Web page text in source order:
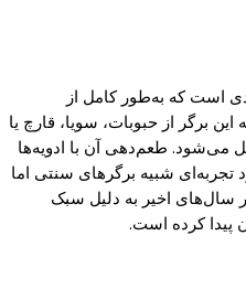
استکه به‌طورکامل از
این برگر از حبوبات، سویا، قارچ یا
می‌شود. طعم‌دهی آن با ادویه‌ها
شبیه برگرهای سنتی اما
سال‌های اخیر به دلیل سبک
پیدا کرده است.